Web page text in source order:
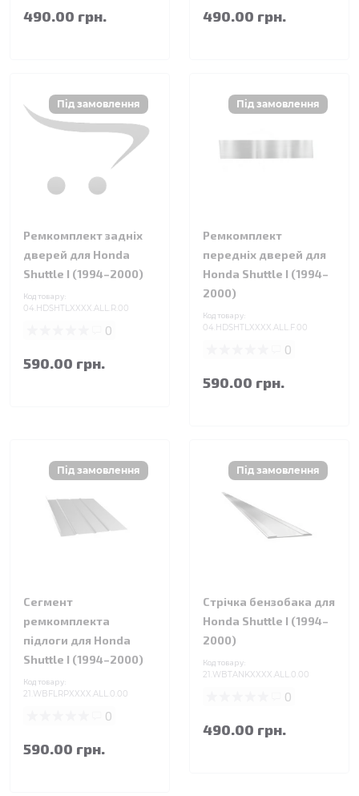
490.00 грн. 490.00 грн.
Ремкомплект задніх
дверей для Honda
Shuttle I (1994–2000)
Код товару:
04.HDSHTLXXXX.ALL.R.00
0
590.00 грн.
Ремкомплект
передніх дверей для
Honda Shuttle I (1994–
2000)
Код товару:
04.HDSHTLXXXX.ALL.F.00
0
590.00 грн.
Сегмент
ремкомплекта
підлоги для Honda
Shuttle I (1994–2000)
Код товару:
21.WBFLRPXXXX.ALL.0.00
0
590.00 грн.
Стрічка бензобака для
Honda Shuttle I (1994–
2000)
Код товару:
21.WBTANKXXXX.ALL.0.00
0
490.00 грн.